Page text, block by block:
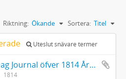
Sortera: Titel
Riktning: Ökande
Uteslut snävare termer
Dagbok från 1814 : "Dag Journal öfver 1814 Års Tåg, till och ifrån Stockholm och Noriges Gräntz"
1814